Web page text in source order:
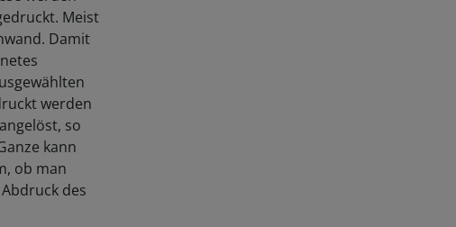
Meist
Damit
werden
so
kann
ob man
des